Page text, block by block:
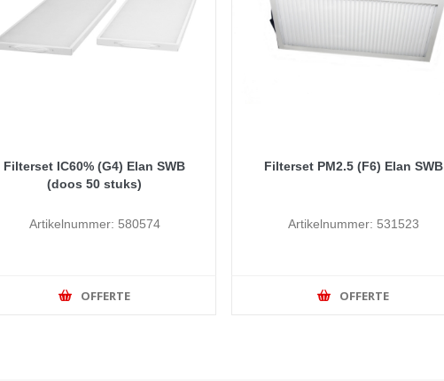
Filterset IC60% (G4) Elan SWB
(doos 50 stuks)
Artikelnummer: 580574
OFFERTE
Filterset PM2.5 (F6) Elan SWB
Artikelnummer: 531523
OFFERTE